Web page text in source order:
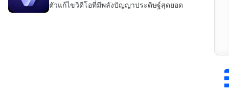
ตัวแก้ไขวิดีโอที่มีพลังปัญญาประดิษฐ์สุดยอด